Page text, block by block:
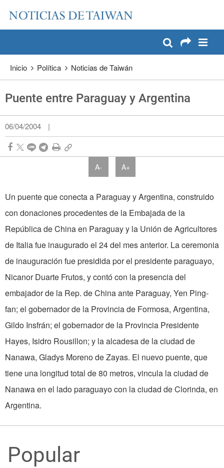
Pase a contenido principal
Inicio Política Noticias de Taiwán
Puente entre Paraguay y Argentina
06/04/2004 |
A- A+
Un puente que conecta a Paraguay y Argentina, construido
con donaciones procedentes de la Embajada de la
República de China en Paraguay y la Unión de Agricultores
de Italia fue inaugurado el 24 del mes anterior. La ceremonia
de inauguración fue presidida por el presidente paraguayo,
Nicanor Duarte Frutos, y contó con la presencia del
embajador de la Rep. de China ante Paraguay, Yen Ping-
fan; el gobernador de la Provincia de Formosa, Argentina,
Gildo Insfrán; el gobernador de la Provincia Presidente
Hayes, Isidro Rousillon; y la alcadesa de la ciudad de
Nanawa, Gladys Moreno de Zayas. El nuevo puente, que
tiene una longitud total de 80 metros, vincula la ciudad de
Nanawa en el lado paraguayo con la ciudad de Clorinda, en
Argentina.
Popular